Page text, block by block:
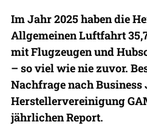
Im Jahr 2025 haben die
Allgemeinen Luftfahrt
mit Flugzeugen und
– so viel wie nie zuvor.
Nachfrage nach Business
Herstellervereinigung
jährlichen Report.